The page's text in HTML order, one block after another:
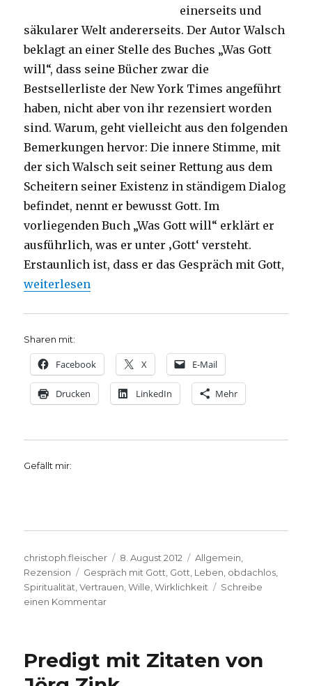
einerseits und
säkularer Welt andererseits. Der Autor Walsch
beklagt an einer Stelle des Buches „Was Gott
will“, dass seine Bücher zwar die
Bestsellerliste der New York Times angeführt
haben, nicht aber von ihr rezensiert worden
sind. Warum, geht vielleicht aus den folgenden
Bemerkungen hervor: Die innere Stimme, mit
der sich Walsch seit seiner Rettung aus dem
Scheitern seiner Existenz in ständigem Dialog
befindet, nennt er bewusst Gott. Im
vorliegenden Buch „Was Gott will“ erklärt er
ausführlich, was er unter ‚Gott‘ versteht.
Erstaunlich ist, dass er das Gespräch mit Gott,
„Gott spricht immer – einige Anmerkungen zu
weiterlesen
Sharen mit:
Facebook X E-Mail
Drucken LinkedIn Mehr
Gefällt mir:
Autor
christoph.fleischer
Veröffentlicht
am
8. August 2012 Kategorien
Allgemein
Rezension
Schlagwörter
Gespräch mit Gott Gott Leben obdachlos
Spiritualität ,Vertrauen ,Wille ,Wirklichkeit
Schreibe
einen Kommentarzu
–
Predigt mit Zitaten von